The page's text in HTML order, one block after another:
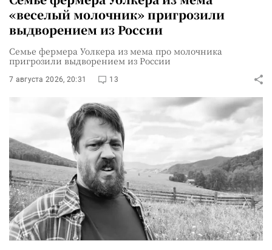
«веселый молочник» пригрозили
выдворением из России
Семье фермера Уолкера из мема про молочника
пригрозили выдворением из России
7 августа 2026, 20:31 13